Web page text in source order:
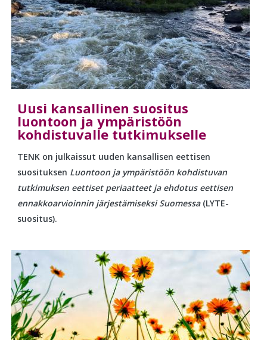
Uusi kansallinen suositus
luontoon ja ympäristöön
kohdistuvalle tutkimukselle
TENK on julkaissut uuden kansallisen eettisen
suosituksen Luontoon ja ympäristöön kohdistuvan
tutkimuksen eettiset periaatteet ja ehdotus eettisen
ennakkoarvioinnin järjestämiseksi Suomessa(LYTE-
suositus).